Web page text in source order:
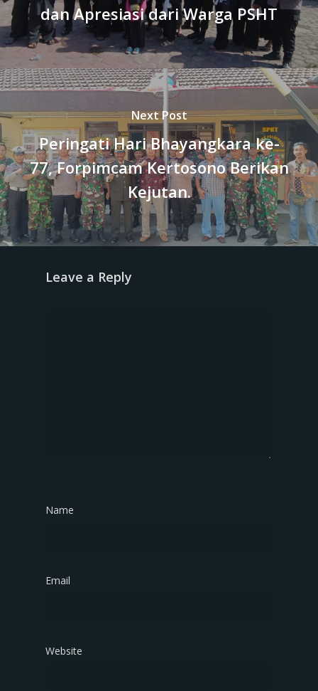
dan Apresiasi dari Warga PSHT
Next Post
Peringati Hari Bhayangkara ke-
77, Forpimcam Kertosono Berikan
Kejutan.
Leave a Reply
Name
Email
Website